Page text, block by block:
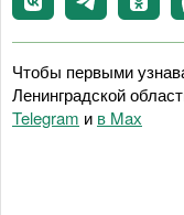
Чтобы первыми
Ленинградской
Telegram и в Maх